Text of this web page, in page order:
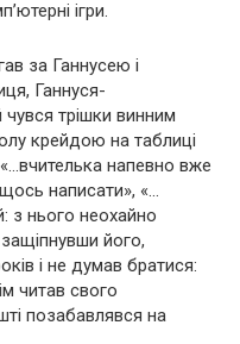
ігри.
за Ганнусею і
Ганнуся-
трішки винним
крейдою на таблиці
напевно вже
написати», «…
з нього неохайно
його,
і не думав братися:
читав свого
позабавлявся на